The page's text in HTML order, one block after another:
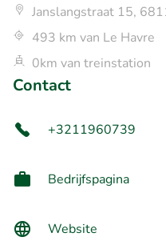
Janslangstraat 15,
493 km van Le Havre
0km van treinstation
Contact
+3211960739
Bedrijfspagina
Website